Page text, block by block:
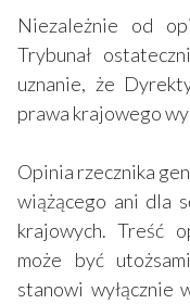
Niezależnie od
Trybunał
uznanie, że
prawa krajowego
Opinia rzecznika
wiążącego ani dla
krajowych. Treść
może być
stanowi wyłącznie